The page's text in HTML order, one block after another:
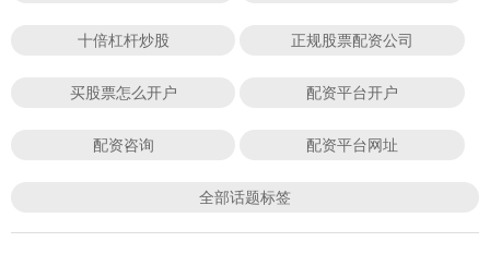
十倍杠杆炒股 正规股票配资公司
买股票怎么开户 配资平台开户
配资咨询 配资平台网址
全部话题标签